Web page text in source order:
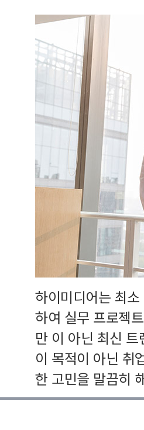
하이미디어는 최
하여 실무 프로젝
만 이 아닌 최신
이 목적이 아닌 취
한 고민을 말끔히